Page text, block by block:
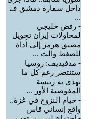
داخل سفارة دمشق ف
...
- رفض خليجي
لمحاولات إيران تحويل
مضيق هرمز إلى أداة
للضغط والت ...
- مدفيديف: روسيا
ستنتصر رغم كل ما
تهذي به رئيسة
المفوضية الأور ...
- خيام النزوح في غزة..
واقع إنساني قاس